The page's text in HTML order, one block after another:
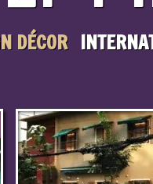
DÉCOR